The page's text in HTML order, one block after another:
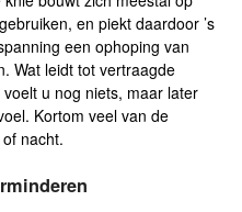
en piekt daardoor ’s
een ophoping van
Wat leidt tot vertraagde
u nog niets, maar later
Kortom veel van de
nacht.